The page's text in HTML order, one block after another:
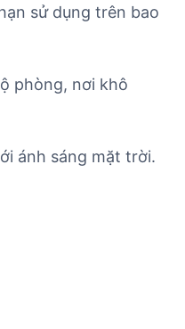
sử dụng trên bao
phòng, nơi khô
ánh sáng mặt trời.